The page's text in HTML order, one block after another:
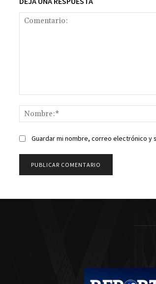
Guardar mi nombre, correo electrónico y